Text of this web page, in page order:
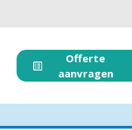
Offerte
aanvragen